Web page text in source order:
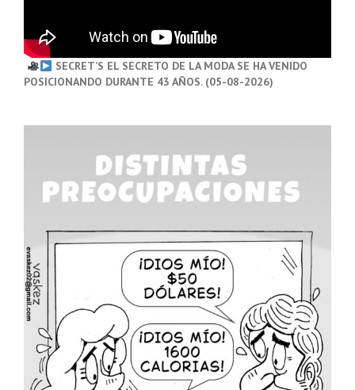
SECRET’S EL SECRETO DE LA MODA SE HA VENIDO
POSICIONANDO DURANTE 43 AÑOS. (05-08-2026)